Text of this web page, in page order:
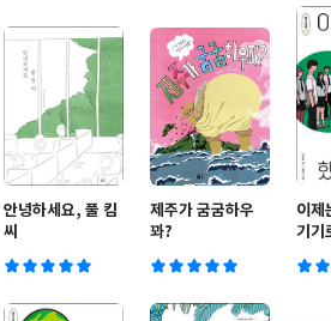
안녕하세요, 풀 킴
씨
제주가 굼굼하우
꽈?
이제
기기